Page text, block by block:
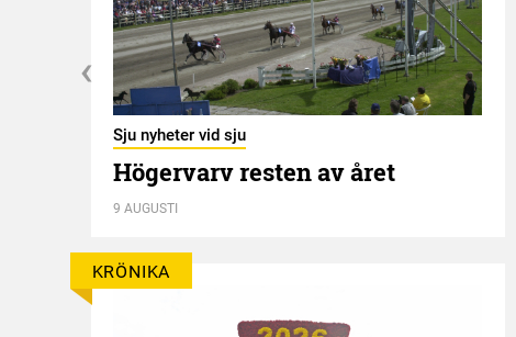
Sju nyheter vid sju
Högervarv resten av året
9 AUGUSTI
KRÖNIKA